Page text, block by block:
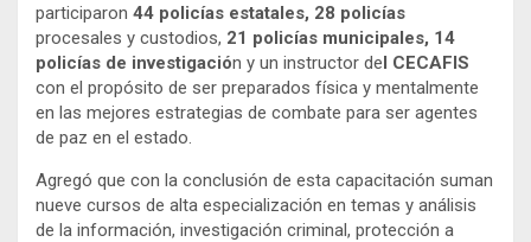
participaron 44 policías estatales, 28 policías
procesales y custodios, 21 policías municipales, 14
policías de investigación y un instructor del CECAFIS
con el propósito de ser preparados física y mentalmente
en las mejores estrategias de combate para ser agentes
de paz en el estado.
Agregó que con la conclusión de esta capacitación suman
nueve cursos de alta especialización en temas y análisis
de la información, investigación criminal, protección a